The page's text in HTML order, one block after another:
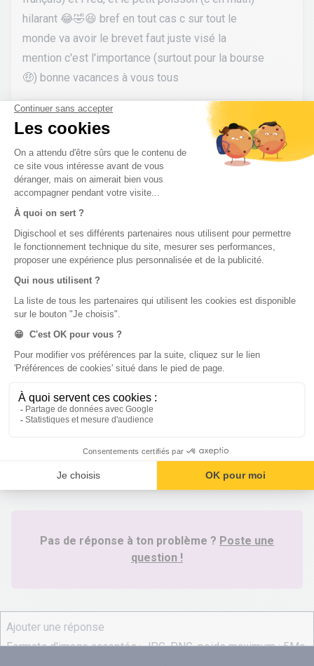
hilarant 😂🤣😆 bref en tout cas c sur tout le
monde va avoir le brevet faut juste visé la
mention c'est l'importance (surtout pour la bourse
🤑) bonne vacances à vous tous
sousou5671
90
En vrai, je pense que j'ai géré le français ( je me
suis pas trompé, j'ai mis qu'elle était prof ) Les
maths était très simple, l'Histoire pour le
développement construit, j'ai juste pas mis les
dates de la guerre d'Algérie ( de quand à quand )
mais c'est la Physique Chimie qui va me poser
vraiment problème...J'ai pas fait l'exo sur la
23
Pas de réponse à ton problème ? Poste une
question !